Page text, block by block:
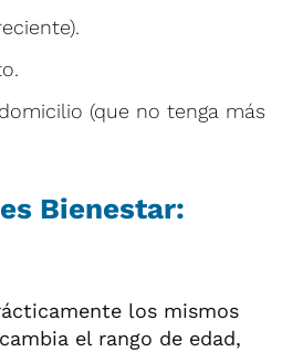
(que no tenga más
Bienestar:
los mismos
el rango de edad,